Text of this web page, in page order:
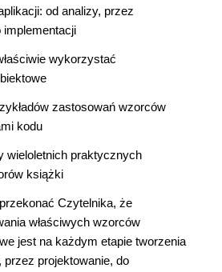
od analizy, przez
implementacji
wykorzystać
zastosowań wzorców
kodu
wieloletnich praktycznych
książki
Czytelnika, że
właściwych wzorców
jest na każdym etapie tworzenia
przez projektowanie, do